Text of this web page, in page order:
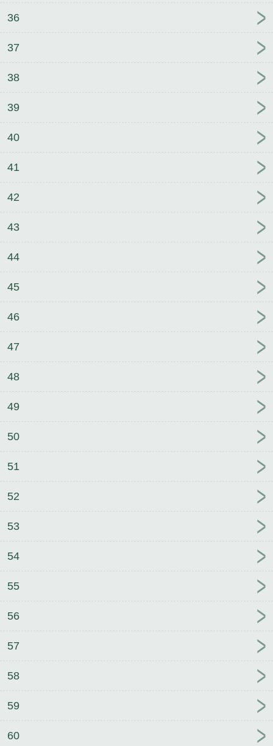
36
37
38
39
40
41
42
43
44
45
46
47
48
49
50
51
52
53
54
55
56
57
58
59
60